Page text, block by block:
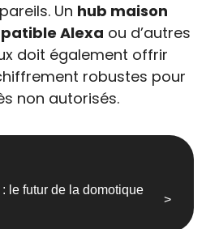
Un hub maison
Alexa ou d’autres
doit également offrir
robustes pour
non autorisés.
le futur de la domotique